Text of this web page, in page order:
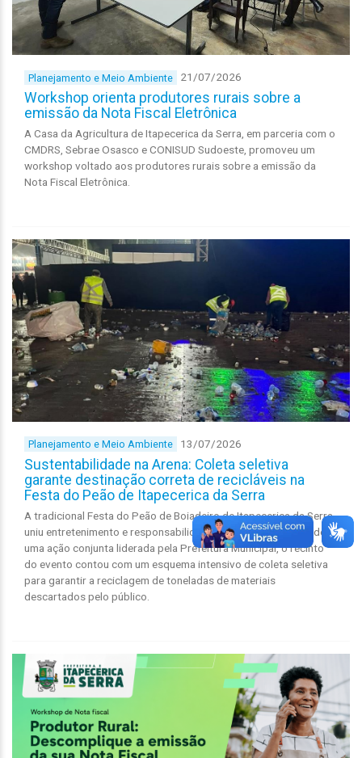
Planejamento e Meio Ambiente 21/07/2026
Workshop orienta produtores rurais sobre a
emissão da Nota Fiscal Eletrônica
A Casa da Agricultura de Itapecerica da Serra, em parceria com o
CMDRS, Sebrae Osasco e CONISUD Sudoeste, promoveu um
workshop voltado aos produtores rurais sobre a emissão da
Nota Fiscal Eletrônica.
Planejamento e Meio Ambiente 13/07/2026
Sustentabilidade na Arena: Coleta seletiva
garante destinação correta de recicláveis na
Festa do Peão de Itapecerica da Serra
A tradicional Festa do Peão de Boiadeiro de Itapecerica da Serra
uniu entretenimento e responsabilidade ambiental. Por meio de
uma ação conjunta liderada pela Prefeitura Municipal, o recinto
do evento contou com um esquema intensivo de coleta seletiva
para garantir a reciclagem de toneladas de materiais
descartados pelo público.